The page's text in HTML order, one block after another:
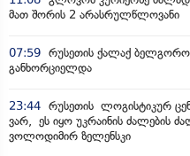
მათ შორის 2 არასრულწლოვანი
07:59 რუსეთის ქალაქ
განხორციელდა
23:44 რუსეთის ლოგისტიკურ
ვარ, ეს იყო უკრაინის ძალების
ვოლოდიმირ ზელენსკი